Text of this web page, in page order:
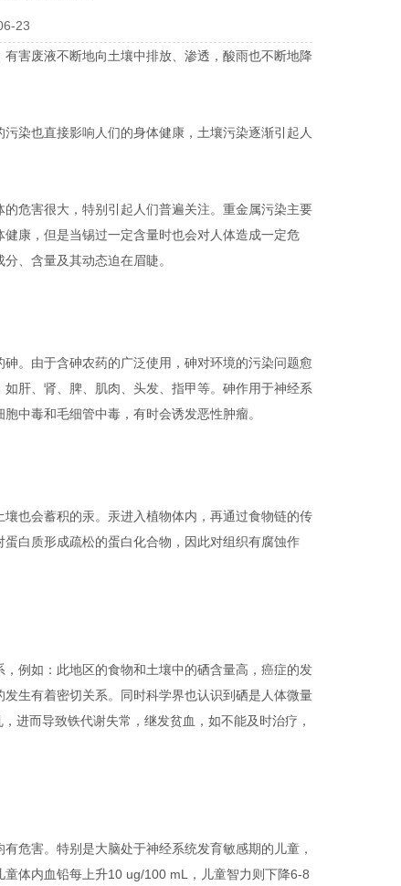
23
害废液不断地向土壤中排放、渗透，酸雨也不断地降
染也直接影响人们的身体健康，土壤污染逐渐引起人
危害很大，特别引起人们普遍关注。重金属污染主要
康，但是当锡过一定含量时也会对人体造成一定危
、含量及其动态迫在眉睫。
。由于含砷农药的广泛使用，砷对环境的污染问题愈
肝、肾、脾、肌肉、头发、指甲等。砷作用于神经系
中毒和毛细管中毒，有时会诱发恶性肿瘤。
也会蓄积的汞。汞进入植物体内，再通过食物链的传
白质形成疏松的蛋白化合物，因此对组织有腐蚀作
例如：此地区的食物和土壤中的硒含量高，癌症的发
生有着密切关系。同时科学界也认识到硒是人体微量
进而导致铁代谢失常，继发贫血，如不能及时治疗，
害。特别是大脑处于神经系统发育敏感期的儿童，
体内血铅每上升10 ug/100 mL，儿童智力则下降6-8